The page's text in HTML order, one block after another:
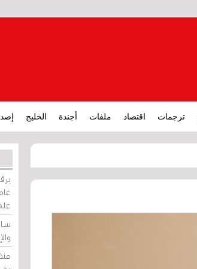
ترجمات اقتصاد ملفات أجندة الخليج